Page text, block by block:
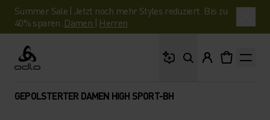
Summer Sale | Jetzt noch mehr Styles reduziert. Bis zu
40% sparen. Damen | Herren
Odlo
GEPOLSTERTER DAMEN HIGH SPORT-BH